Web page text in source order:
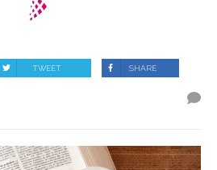
TWEET SHARE